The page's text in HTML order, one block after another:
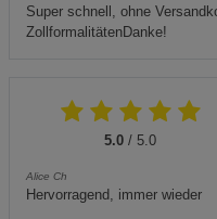
Super schnell, ohne
ZollformalitätenDanke!
5.0 / 5.0
Alice Ch
Hervorragend, immer wieder